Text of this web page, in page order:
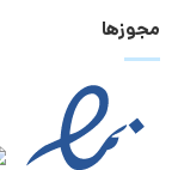
مجوزها